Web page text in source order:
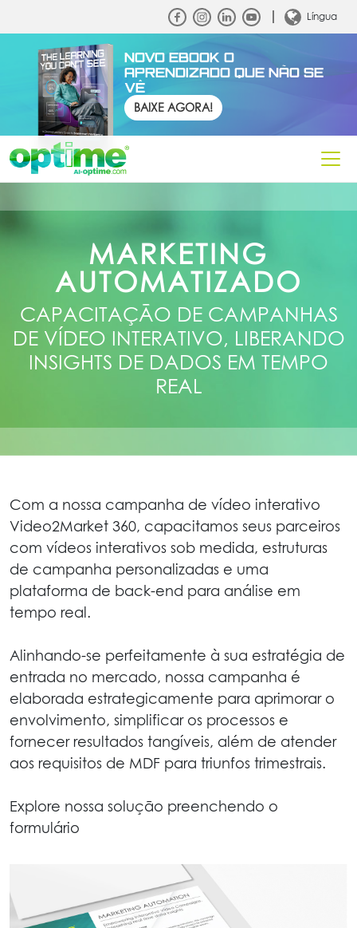
Língua
NOVO EBOOK O
APRENDIZADO QUE NÃO SE
VÊ
BAIXE AGORA!
MARKETING
AUTOMATIZADO
CAPACITAÇÃO DE CAMPANHAS
DE VÍDEO INTERATIVO, LIBERANDO
INSIGHTS DE DADOS EM TEMPO
REAL
Com a nossa campanha de vídeo interativo
Video2Market 360, capacitamos seus parceiros
com vídeos interativos sob medida, estruturas
de campanha personalizadas e uma
plataforma de back-end para análise em
tempo real.
Alinhando-se perfeitamente à sua estratégia de
entrada no mercado, nossa campanha é
elaborada estrategicamente para aprimorar o
envolvimento, simplificar os processos e
fornecer resultados tangíveis, além de atender
aos requisitos de MDF para triunfos trimestrais.
Explore nossa solução preenchendo o
formulário